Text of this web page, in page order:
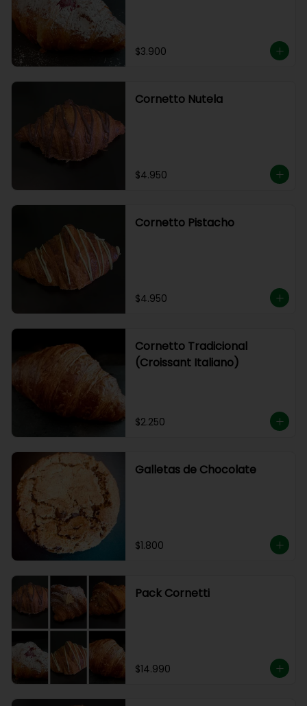
$3.900
Cornetto Nutela
$4.950
Cornetto Pistacho
$4.950
Cornetto Tradicional
(Croissant Italiano)
$2.250
Galletas de Chocolate
$1.800
Pack Cornetti
$14.990